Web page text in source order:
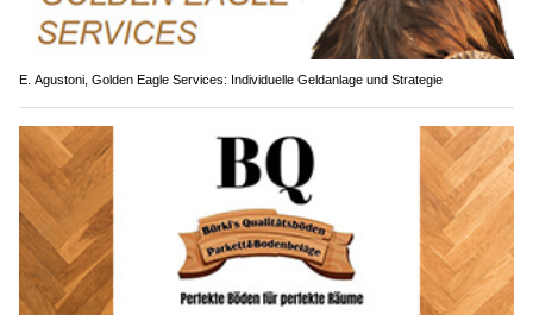
E. Agustoni, Golden Eagle Services: Individuelle Geldanlage und Strategie